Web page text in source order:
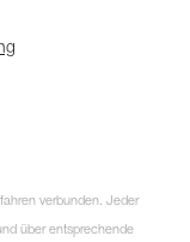
verbunden. Jeder
über entsprechende